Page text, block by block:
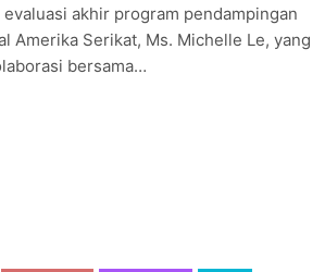
evaluasi akhir program pendampingan
Amerika Serikat, Ms. Michelle Le, yang
bersama…